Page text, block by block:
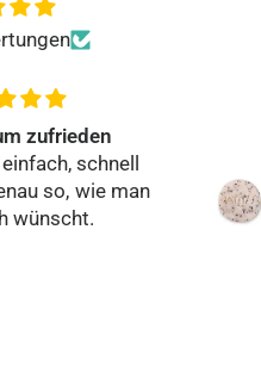
Inhalt
1000 ml
perfekt
bin
begeistert.